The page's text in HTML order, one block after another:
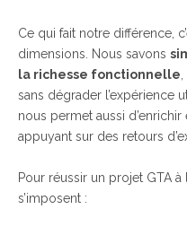
Ce qui fait notre différence,
dimensions. Nous savons
la richesse fonctionnelle
sans dégrader l’expérience
nous permet aussi
appuyant sur des retours
Pour réussir un projet GTA
s’imposent :